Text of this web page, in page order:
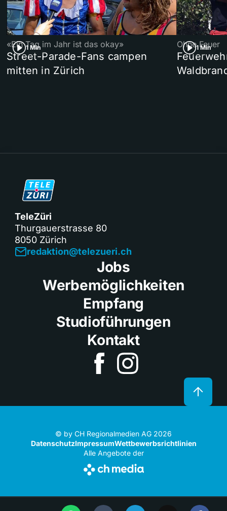
1 Min
«Ein Tag im Jahr ist das okay»
Street-Parade-Fans campen
mitten in Zürich
1 Min
Ohne Feuer
TeleZüri
Thurgauerstrasse 80
8050 Zürich
redaktion@telezueri.ch
Jobs
Werbemöglichkeiten
Empfang
Studioführungen
Kontakt
© by CH Regionalmedien AG 2026
DatenschutzImpressumWettbewerbsrichtlinien
Alle Angebote der